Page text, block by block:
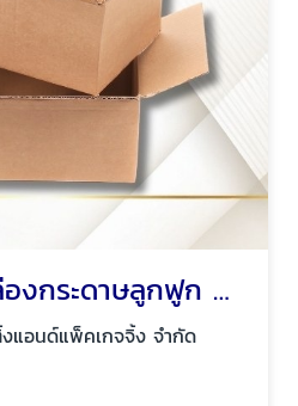
โรงงานผลิตกล่องกระดาษลูกฟูก พระราม2
แอนด์แพ็คเกจจิ้ง จำกัด